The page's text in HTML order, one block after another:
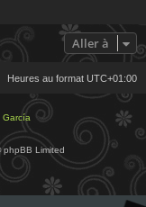
Aller à
Heures au format UTC+01:00
García
Limited